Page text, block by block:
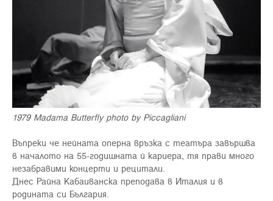
1979 Madama Butterfly photo by Piccagliani
Въпреки че нейната оперна връзка с театъра завършва
в началото на 55-годишната й кариера, тя прави много
незабравими концерти и рецитали.
Днес Райна Кабаиванска преподава в Италия и в
родината си България.